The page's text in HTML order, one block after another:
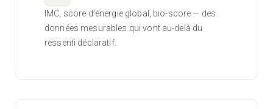
IMC, score d'énergie global, bio-score — des
données mesurables qui vont au-delà du
ressenti déclaratif.